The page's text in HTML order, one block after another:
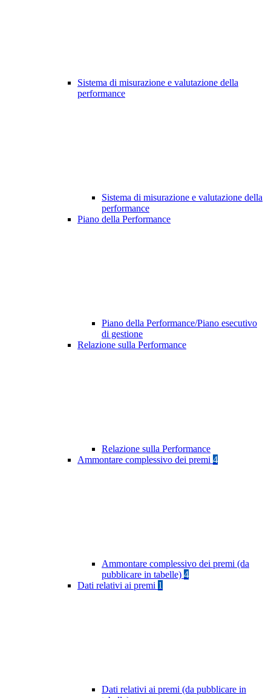
Sistema di misurazione e valutazione della
performance
Sistema di misurazione e valutazione della
performance
Piano della Performance
Piano della Performance/Piano esecutivo
di gestione
Relazione sulla Performance
Relazione sulla Performance
Ammontare complessivo dei premi 4
Ammontare complessivo dei premi (da
pubblicare in tabelle) 4
Dati relativi ai premi 1
Dati relativi ai premi (da pubblicare in